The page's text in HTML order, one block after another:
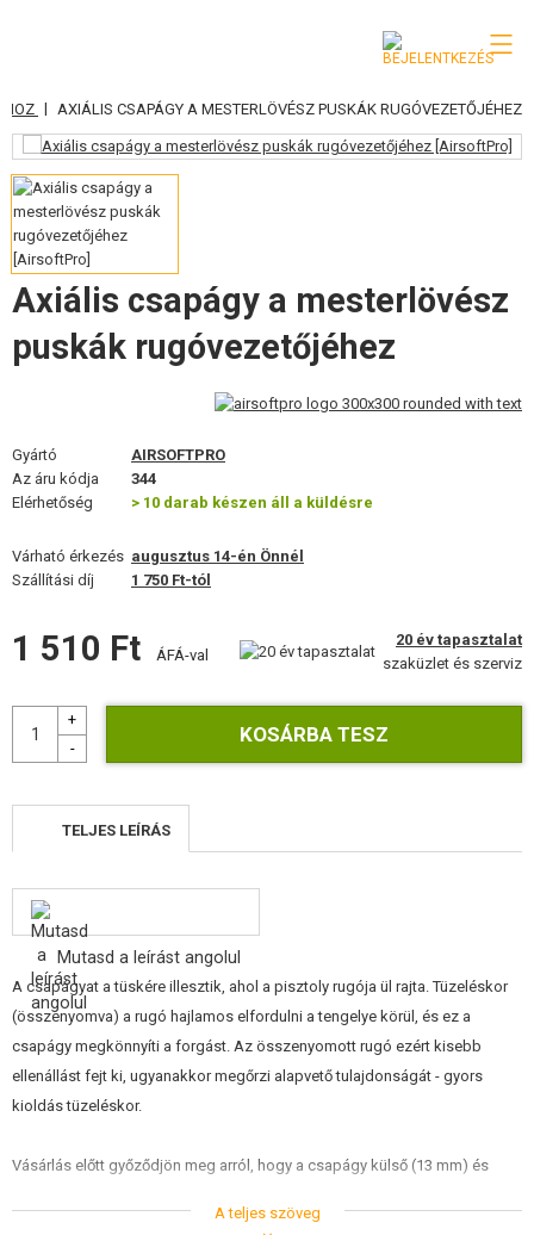
KATEGÓRIA
AIRSOFT FEGYVEREK
LÉGFEGYVEREK, CSÚZLIK
GRÁNÁTVETŐK, GRÁNÁTOK
LÖVEDÉK, GÁZ
SZEMÜVEGEK, MASZKOK
FELSZERELÉS, EGYENRUHA, TOKOK
RÁDIÓS, FEJHALLGATÓ, KAMERÁK
KIEGÉSZÍTŐK, HORDSZÍJAK
PÓTALKATRÉSZEK FEGYVEREKHEZ
CÉLOK, LŐLAP
OUTDOOR, BUSHCRAFT
ÉLELMISZER
ÉPÍTŐKÉSZLETEK, MODELLEK
| AXIÁLIS CSAPÁGY A MESTERLÖVÉSZ PUSKÁK RUGÓVEZETŐJÉHEZ
Axiális csapágy a mesterlövész
puskák rugóvezetőjéhez
Gyártó
AIRSOFTPRO
Az áru kódja
344
Elérhetőség
> 10 darab készen áll a küldésre
Várható érkezés augusztus 14-én Önnél
Szállítási díj
1 750 Ft-tól
1 510 Ft ÁFÁ-val
20 év tapasztalat
szaküzlet és szerviz
TELJES LEÍRÁS
Mutasd a leírást angolul
A csapágyat a tüskére illesztik, ahol a pisztoly rugója ül rajta. Tüzeléskor
(összenyomva) a rugó hajlamos elfordulni a tengelye körül, és ez a
csapágy megkönnyíti a forgást. Az összenyomott rugó ezért kisebb
ellenállást fejt ki, ugyanakkor megőrzi alapvető tulajdonságát - gyors
kioldás tüzeléskor.
Vásárlás előtt győződjön meg arról, hogy a csapágy külső (13 mm) és
SNIPER készletünk részét képező tüskékre.
A teljes szöveg